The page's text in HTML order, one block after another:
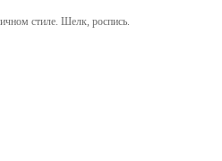
стиле. Шелк, роспись.